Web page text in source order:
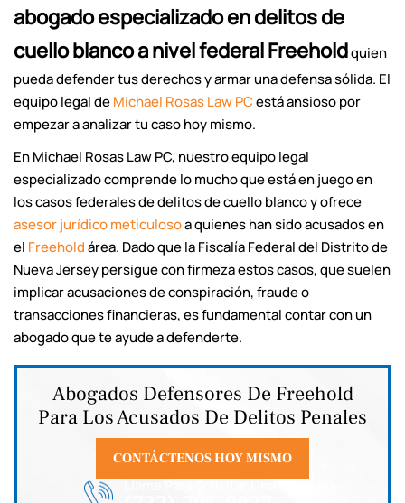
abogado especializado en delitos de
cuello blanco a nivel federal Freeholdquien
pueda defender tus derechos y armar una defensa sólida. El
equipo legal deMichael Rosas Law PCestá ansioso por
empezar a analizar tu caso hoy mismo.
En Michael Rosas Law PC, nuestro equipo legal
especializado comprende lo mucho que está en juego en
los casos federales de delitos de cuello blanco y ofrece
asesor jurídico meticulosoa quienes han sido acusados en
el Freeholdárea. Dado que la Fiscalía Federal del Distrito de
Nueva Jersey persigue con firmeza estos casos, que suelen
implicar acusaciones de conspiración, fraude o
transacciones financieras, es fundamental contar con un
abogado que te ayude a defenderte.
Abogados Defensores De Freehold
Para Los Acusados De Delitos Penales
CONTÁCTENOS HOY MISMO
Llame Para Solicitar Una Consulta